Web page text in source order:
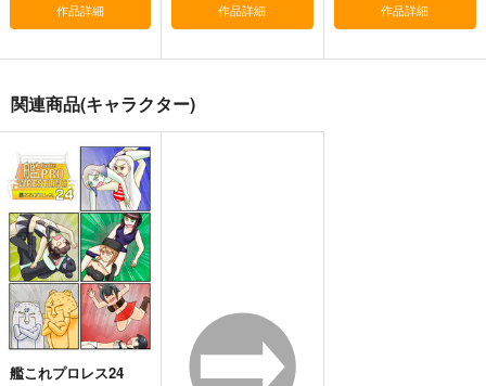
アル脱出ゲーム編～
さといも牧場
787円（税込）
艦隊これくしょん-艦これ-
響
第六駆逐隊
サンプル
カート カート
作品詳細 作品詳細 作品詳細
関連商品(キャラクター)
艦これプロレス24